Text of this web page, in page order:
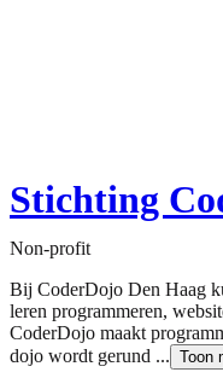
Stichting
Non-profit
Bij CoderDojo Den Haag
leren programmeren,
CoderDojo maakt
dojo wordt gerund ... Toon